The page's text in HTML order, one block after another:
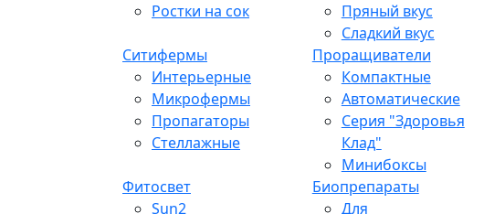
Ростки на сок
Пряный вкус
Сладкий вкус
Ситифермы
Интерьерные
Микрофермы
Пропагаторы
Стеллажные
Проращиватели
Компактные
Автоматические
Серия "Здоровья
Клад"
Минибоксы
Фитосвет
Sun2
Биопрепараты
Для